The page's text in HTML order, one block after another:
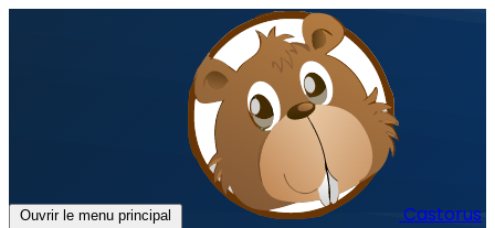
Ouvrir le menu principal Castorus